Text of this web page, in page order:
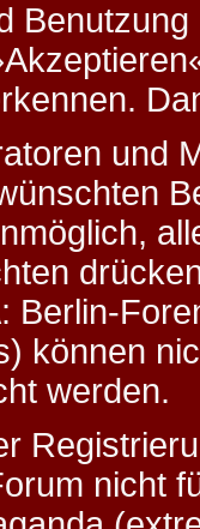
und
Berlin-
können
werden.
nicht